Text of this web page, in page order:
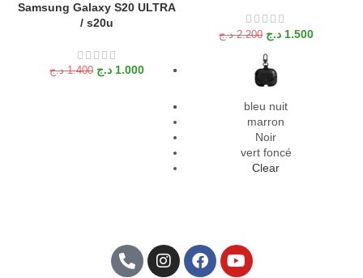
Samsung Galaxy S20 ULTRA
/ s20u
1.400 د.ج 1.000 د.ج
2.200 د.ج 1.500 د.ج
bleu nuit
marron
Noir
vert foncé
Clear